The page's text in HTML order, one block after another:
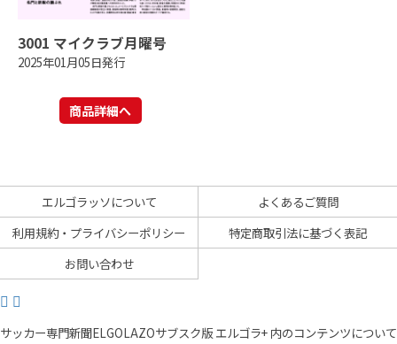
3001 マイクラブ月曜号
2025年01月05日発行
商品詳細へ
エルゴラッソについて
よくあるご質問
利用規約・プライバシーポリシー
特定商取引法に基づく表記
お問い合わせ
サッカー専門新聞ELGOLAZOサブスク版 エルゴラ+ 内のコンテンツについて